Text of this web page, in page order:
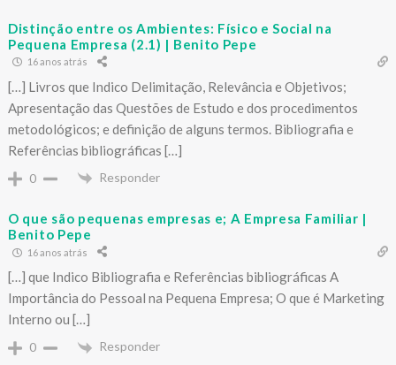
Distinção entre os Ambientes: Físico e Social na
Pequena Empresa (2.1) | Benito Pepe
16 anos atrás
[…] Livros que Indico Delimitação, Relevância e Objetivos;
Apresentação das Questões de Estudo e dos procedimentos
metodológicos; e definição de alguns termos. Bibliografia e
Referências bibliográficas […]
0 Responder
O que são pequenas empresas e; A Empresa Familiar |
Benito Pepe
16 anos atrás
[…] que Indico Bibliografia e Referências bibliográficas A
Importância do Pessoal na Pequena Empresa; O que é Marketing
Interno ou […]
0 Responder